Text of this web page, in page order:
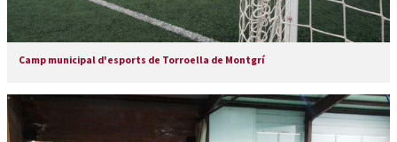
Camp municipal d'esports de Torroella de Montgrí